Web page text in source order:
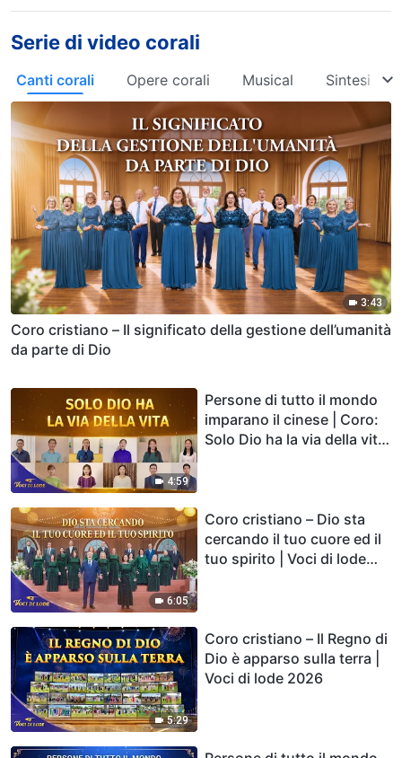
Serie di video corali
Canti corali Opere corali Musical Sintesi
3:43
Coro cristiano – Il significato della gestione dell’umanità
da parte di Dio
4:59
Persone di tutto il mondo
imparano il cinese | Coro:
Solo Dio ha la via della vita
6:05
Coro cristiano – Dio sta
cercando il tuo cuore ed il
tuo spirito | Voci di lode
5:29
Coro cristiano – Il Regno di
Dio è apparso sulla terra |
Voci di lode 2026